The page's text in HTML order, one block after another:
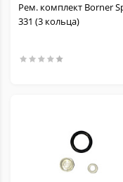
Рем. комплект Borner
331 (3 кольца)